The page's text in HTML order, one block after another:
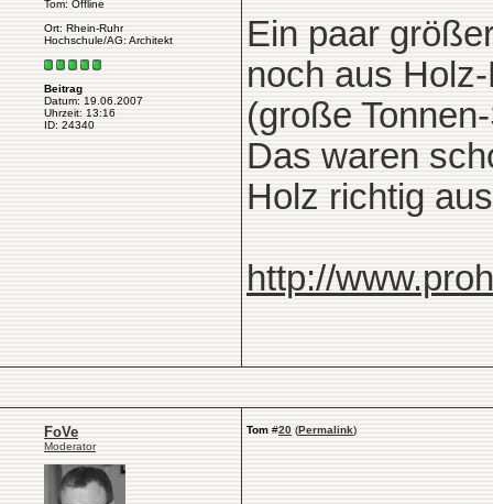
Tom: Offline
Ort: Rhein-Ruhr
Hochschule/AG: Architekt
Beitrag
Datum: 19.06.2007
Uhrzeit: 13:16
ID: 24340
Ein paar
noch aus
(große
Das waren
Holz richtig
http://
FoVe
Moderator
Tom #20 (Permalink)